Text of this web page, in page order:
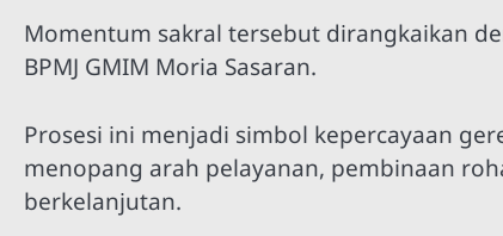
Momentum sakral tersebut dirangkaikan
BPMJ GMIM Moria Sasaran.
Prosesi ini menjadi simbol kepercayaan
menopang arah pelayanan, pembinaan
berkelanjutan.